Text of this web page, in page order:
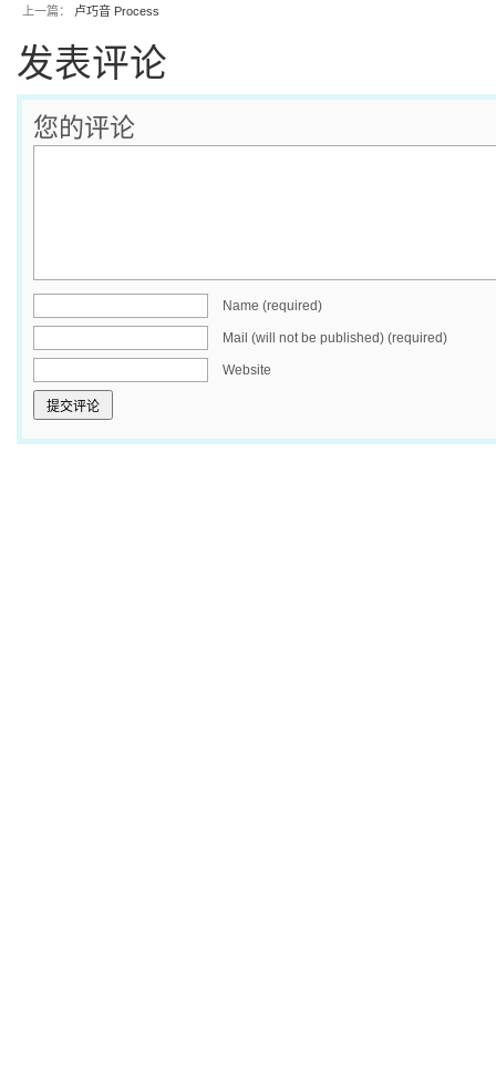
上一篇： 卢巧音 Process
发表评论
您的评论
Name (required)
Mail (will not be published) (required)
Website